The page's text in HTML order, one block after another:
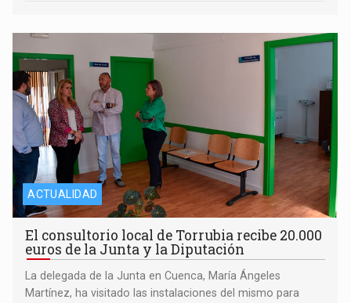
ACTUALIDAD
El consultorio local de Torrubia recibe 20.000
euros de la Junta y la Diputación
La delegada de la Junta en Cuenca, María Ángeles
Martínez, ha visitado las instalaciones del mismo para